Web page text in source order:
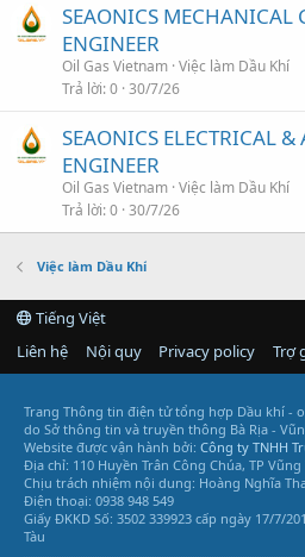
SEAONICS
ENGINEER
Oil Gas Vietnam Việc làm Dầu Khí
Trả lời 0 30/7/26
SEAONICS ELECTRICAL
ENGINEER
Oil Gas Vietnam Việc làm Dầu Khí
Trả lời 0 30/7/26
Việc làm Dầu Khí
Tiếng Việt
Liên hệ
Nội quy Privacy policy Trợ
Trang Thông tin điện tử tổng hợp Dầu khí -
do Sở thông tin và truyền thông Bà Rịa -
Website được vận hành bởi: Công ty TNHH
Địa chỉ: 110 Huyền Trân Công Chúa, TP Vũng
Chịu trách nhiệm nội dung: Hoàng Nghĩa
Điện thoại: 0938 948 549
Giấy ĐKKD Số: 3502 339923 cấp ngày 17/7/
Tàu